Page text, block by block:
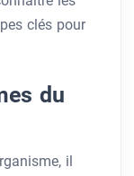
clés pour
du
il